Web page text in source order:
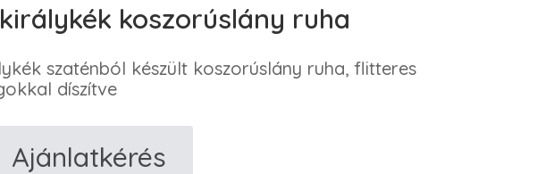
koszorúslány ruha
szaténból készült koszorúslány ruha, flitteres
díszítve
Ajánlatkérés